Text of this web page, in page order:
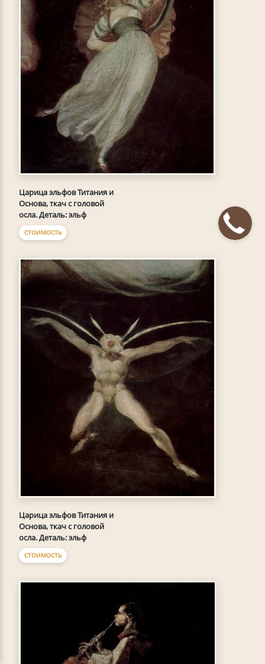
Царица эльфов Титания и
Основа, ткач с головой
осла. Деталь: эльф
СТОИМОСТЬ
Царица эльфов Титания и
Основа, ткач с головой
осла. Деталь: эльф
СТОИМОСТЬ